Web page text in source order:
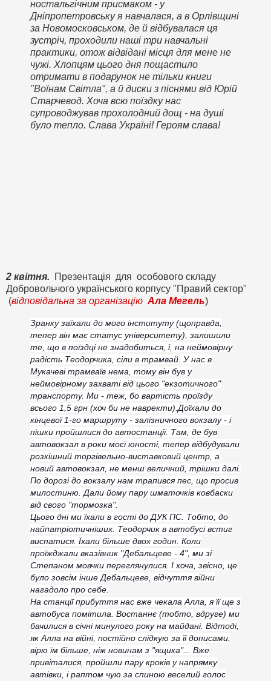
ностальгічним присмаком - у
Дніпропетровську я навчалася, а в Орлівщині
за Новомосковськом, де й відбувалася ця
зустріч, проходили наші три навчальні
практики, отож відвідані місця для мене не
чужі. Хлопцям цього дня пощастило
отримати в подарунок не тільки книги
"Воїнам Світла", а й диски з піснями від Юрій
Старчевод. Хоча всю поїздку нас
супроводжував прохолодний дощ - на душі
було тепло. Слава Україні! Героям слава!
2 квітня.
Презентація для особового складу
Добровольчого українського корпусу "Правий сектор"
(відповідальна за організаціюАла Мегель)
Зранку заїхали до мого інституту (щоправда,
тепер він має статус університету), залишили
те, що в поїздці не знадобиться, і, на неймовірну
радість Теодорчика, сіли в трамвай. У нас в
Мукачеві трамваїв нема, тому він був у
неймовірному захваті від цього "екзотичного"
транспорту. Ми - теж, бо вартість проїзду
всього 1,5 грн (хоч би не навректи).Доїхали до
кінцевої 1-го маршруту - залізничного вокзалу - і
пішки пройшлися до автостанції. Там, де був
автовокзал в роки моєї юності, тепер відбудували
розкішний торгівельно-виставковий центр, а
новий автовокзал, не менш величний, трішки далі.
По дорозі до вокзалу нам трапився пес, що просив
милостиню. Дали йому пару шматочків ковбаски
від свого "тормозка".
Цього дні ми їхали в гості до ДУК ПС. Тобто, до
найпатріотичніших. Теодорчик в автобусі встиг
виспатися. Їхали більше двох годин. Коли
проїжджали вказівник "Дебальцеве - 4", ми зі
Степаном мовчки переглянулися. І хоча, звісно, це
було зовсім інше Дебальцеве, відчуття війни
нагадоло про себе.
На станції прибуття нас вже чекала Алла, я її ще з
автобуса помітила. Востаннє (тобто, вдруге) ми
бачилися в січні минулого року на майдані. Відтоді,
як Алла на війні, постійно слідкую за її дописами,
вірю їм більше, ніж новинам з "ящика"... Вже
привіталися, пройшли пару кроків у напрямку
автівки, і раптом чую за спиною веселий голос